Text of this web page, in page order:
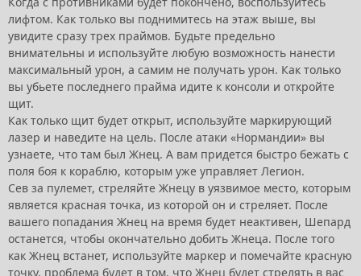
лифтом. Как только вы поднимитесь на этаж выше, вы
увидите сразу трех праймов. Будьте предельно
внимательны и используйте любую возможность нанести
максимальный урон, а самим не получать урон. Как только
вы убьете последнего прайма идите к консоли и откройте
щит.
Как только щит будет открыт, используйте маркирующий
лазер и наведите на цель. После атаки «Нормандии» вы
узнаете, что там был Жнец. А вам придется быстро бежать с
поля боя к кораблю, которым уже управляет Легион.
Сев за пулемет, стреляйте Жнецу в уязвимое место, которым
является красная точка, из которой он и стреляет. После
вашего попадания Жнец на время будет неактивен, Шепард
останется, чтобы окончательно добить Жнеца. После того
как Жнец встанет, используйте маркер и помечайте красную
точку, проблема будет в том, что Жнец будет стрелять в вас